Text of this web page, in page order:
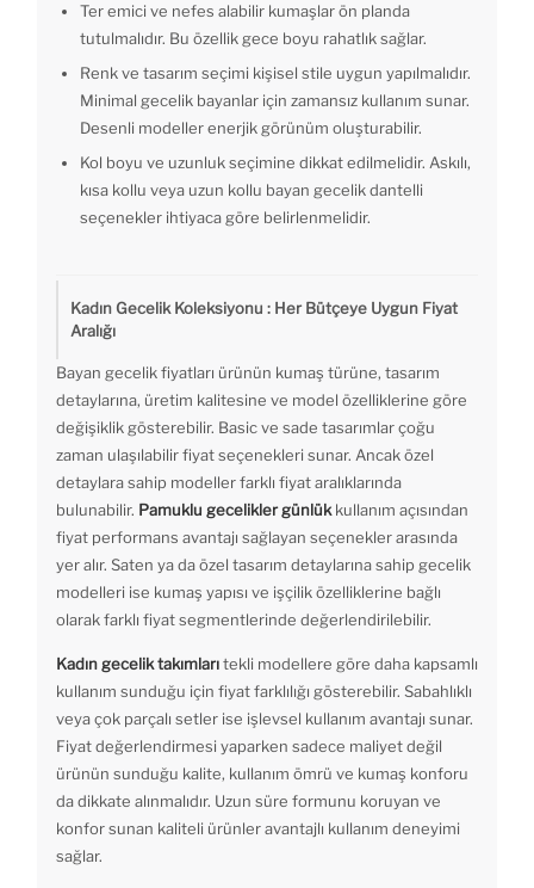
Ter emici ve nefes alabilir kumaşlar ön planda
tutulmalıdır. Bu özellik gece boyu rahatlık sağlar.
Renk ve tasarım seçimi kişisel stile uygun yapılmalıdır.
Minimal gecelik bayanlar için zamansız kullanım sunar.
Desenli modeller enerjik görünüm oluşturabilir.
Kol boyu ve uzunluk seçimine dikkat edilmelidir. Askılı,
kısa kollu veya uzun kollu bayan gecelik dantelli
seçenekler ihtiyaca göre belirlenmelidir.
Kadın Gecelik Koleksiyonu : Her Bütçeye Uygun Fiyat
Aralığı
Bayan gecelik fiyatları ürünün kumaş türüne, tasarım
detaylarına, üretim kalitesine ve model özelliklerine göre
değişiklik gösterebilir. Basic ve sade tasarımlar çoğu
zaman ulaşılabilir fiyat seçenekleri sunar. Ancak özel
detaylara sahip modeller farklı fiyat aralıklarında
bulunabilir. Pamuklu gecelikler günlükkullanım açısından
fiyat performans avantajı sağlayan seçenekler arasında
yer alır. Saten ya da özel tasarım detaylarına sahip gecelik
modelleri ise kumaş yapısı ve işçilik özelliklerine bağlı
olarak farklı fiyat segmentlerinde değerlendirilebilir.
Kadın gecelik takımlarıtekli modellere göre daha kapsamlı
kullanım sunduğu için fiyat farklılığı gösterebilir. Sabahlıklı
veya çok parçalı setler ise işlevsel kullanım avantajı sunar.
Fiyat değerlendirmesi yaparken sadece maliyet değil
ürünün sunduğu kalite, kullanım ömrü ve kumaş konforu
da dikkate alınmalıdır. Uzun süre formunu koruyan ve
konfor sunan kaliteli ürünler avantajlı kullanım deneyimi
sağlar.